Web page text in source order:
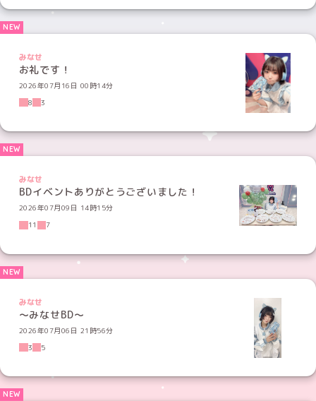
みなせ
お礼です！
2026年07月16日 00時14分
8
3
みなせ
BDイベントありがとうございました！
2026年07月09日 14時15分
11
7
みなせ
〜みなせBD〜
2026年07月06日 21時56分
3
5